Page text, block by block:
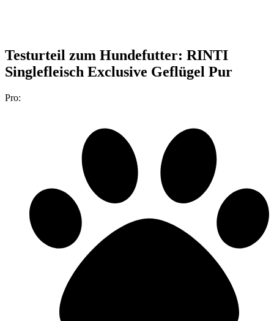
Testurteil zum Hundefutter: RINTI
Singlefleisch Exclusive Geflügel Pur
Pro: